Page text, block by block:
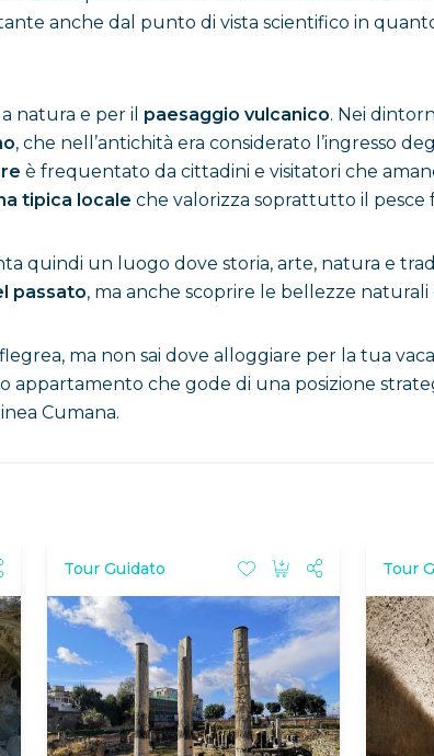
anche dal punto di vista scientifico in
natura e per il paesaggio vulcanico. Nei
, che nell’antichità era considerato l’ingresso
è frequentato da cittadini e visitatori che
tipica locale che valorizza soprattutto il pesce
quindi un luogo dove storia, arte, natura e
passato, ma anche scoprire le bellezze
ma non sai dove alloggiare per la tua
appartamento che gode di una posizione
Cumana.
Tour
Tour Guidato